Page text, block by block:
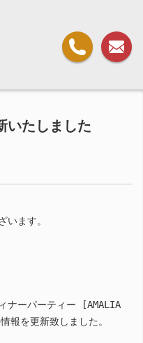
いたしました
います。
ナーパーティー [AMALIA
を更新致しました。